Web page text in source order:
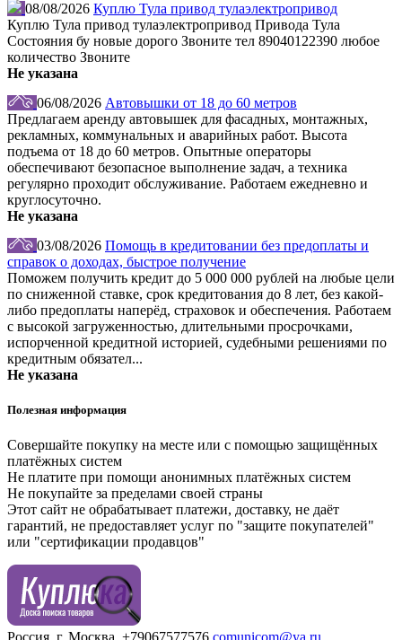
08/08/2026 Куплю Тула привод тулаэлектропривод
Куплю Тула привод тулаэлектропривод Привода Тула
Состояния бу новые дорого Звоните тел 89040122390 любое
количество Звоните
Не указана
06/08/2026 Автовышки от 18 до 60 метров
Предлагаем аренду автовышек для фасадных, монтажных,
рекламных, коммунальных и аварийных работ. Высота
подъема от 18 до 60 метров. Опытные операторы
обеспечивают безопасное выполнение задач, а техника
регулярно проходит обслуживание. Работаем ежедневно и
круглосуточно.
Не указана
03/08/2026 Помощь в кредитовании без предоплаты и
справок о доходах, быстрое получение
Поможем получить кредит до 5 000 000 рублей на любые цели
по сниженной ставке, срок кредитования до 8 лет, без какой-
либо предоплаты наперёд, страховок и обеспечения. Работаем
с высокой загруженностью, длительными просрочками,
испорченной кредитной историей, судебными решениями по
кредитным обязател...
Не указана
Полезная информация
Совершайте покупку на месте или с помощью защищённых
платёжных систем
Не платите при помощи анонимных платёжных систем
Не покупайте за пределами своей страны
Этот сайт не обрабатывает платежи, доставку, не даёт
гарантий, не предоставляет услуг по "защите покупателей"
или "сертификации продавцов"